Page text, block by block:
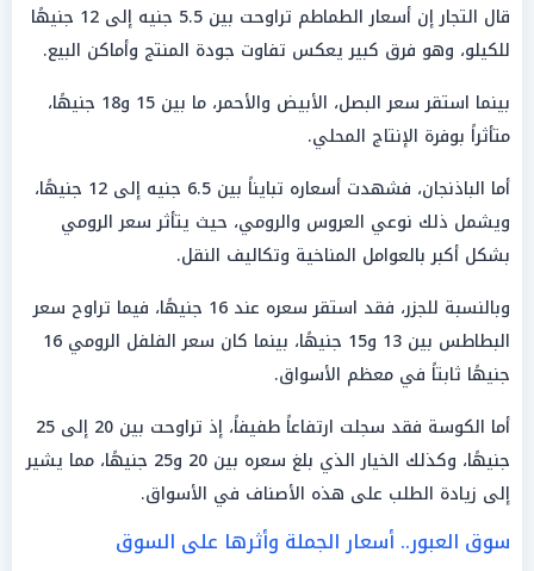
قال التجار إن أسعار الطماطم تراوحت بين 5.5 جنيه إلى 12 جنيهًا
للكيلو، وهو فرق كبير يعكس تفاوت جودة المنتج وأماكن البيع.
بينما استقر سعر البصل، الأبيض والأحمر، ما بين 15 و18 جنيهًا،
متأثراً بوفرة الإنتاج المحلي.
أما الباذنجان، فشهدت أسعاره تبايناً بين 6.5 جنيه إلى 12 جنيهًا،
ويشمل ذلك نوعي العروس والرومي، حيث يتأثر سعر الرومي
بشكل أكبر بالعوامل المناخية وتكاليف النقل.
وبالنسبة للجزر، فقد استقر سعره عند 16 جنيهًا، فيما تراوح سعر
البطاطس بين 13 و15 جنيهًا، بينما كان سعر الفلفل الرومي 16
جنيهًا ثابتاً في معظم الأسواق.
أما الكوسة فقد سجلت ارتفاعاً طفيفاً، إذ تراوحت بين 20 إلى 25
جنيهًا، وكذلك الخيار الذي بلغ سعره بين 20 و25 جنيهًا، مما يشير
إلى زيادة الطلب على هذه الأصناف في الأسواق.
سوق العبور.. أسعار الجملة وأثرها على السوق